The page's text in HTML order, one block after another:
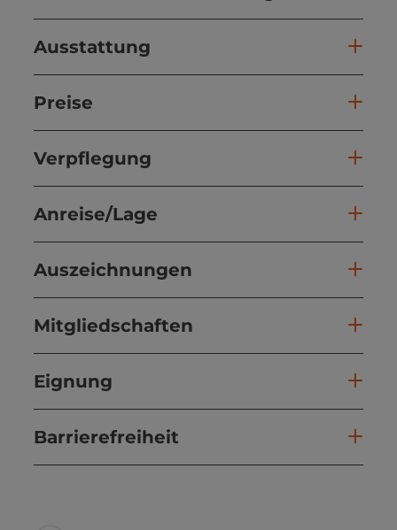
Ausstattung
Preise
Verpflegung
Anreise/Lage
Auszeichnungen
Mitgliedschaften
Eignung
Barrierefreiheit